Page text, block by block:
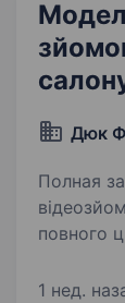
Дюк
Полная занятость.
відеозйомках; демонстрація
повного
Компанія
1 нед.